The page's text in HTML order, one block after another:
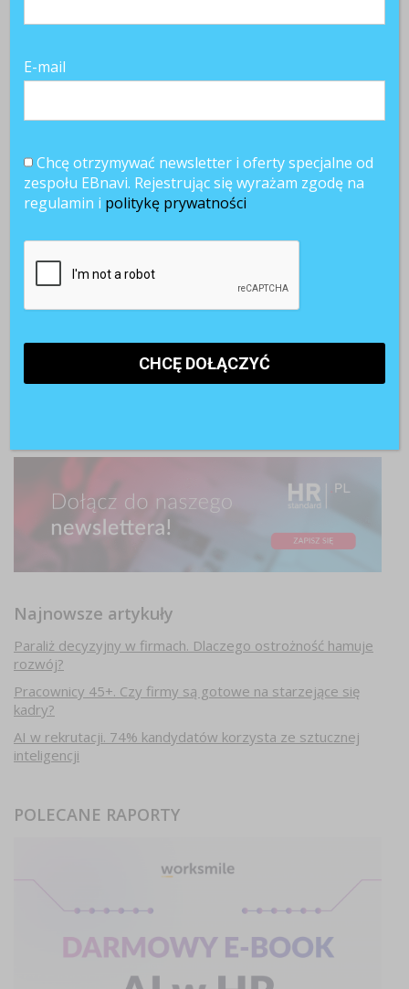
Najnowsze artykuły
Paraliż decyzyjny w firmach. Dlaczego ostrożność hamuje
rozwój?
Pracownicy 45+. Czy firmy są gotowe na starzejące się
kadry?
AI w rekrutacji. 74% kandydatów korzysta ze sztucznej
inteligencji
POLECANE RAPORTY
E-mail
Chcę otrzymywać newsletter i oferty specjalne od
zespołu EBnavi. Rejestrując się wyrażam zgodę na
regulamin i politykę prywatności